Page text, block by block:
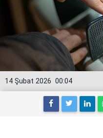
00:04
14 Şubat 2026